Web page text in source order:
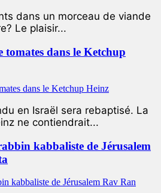
dans un morceau de viande
Le plaisir...
tomates dans le Ketchup
en Israël sera rebaptisé. La
ne contiendrait...
kabbaliste de Jérusalem